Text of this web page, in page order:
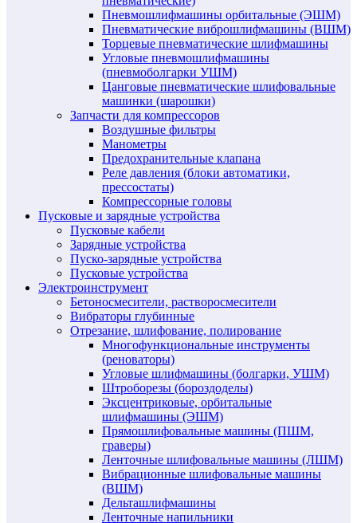
Пневмошлифмашины орбитальные (ЭШМ)
Пневматические виброшлифмашины (ВШМ)
Торцевые пневматические шлифмашины
Угловые пневмошлифмашины
(пневмоболгарки УШМ)
Цанговые пневматические шлифовальные
машинки (шарошки)
Запчасти для компрессоров
Воздушные фильтры
Манометры
Предохранительные клапана
Реле давления (блоки автоматики,
прессостаты)
Компрессорные головы
Пусковые и зарядные устройства
Пусковые кабели
Зарядные устройства
Пуско-зарядные устройства
Пусковые устройства
Электроинструмент
Бетоносмесители, растворосмесители
Вибраторы глубинные
Отрезание, шлифование, полирование
Многофункциональные инструменты
(реноваторы)
Угловые шлифмашины (болгарки, УШМ)
Штроборезы (бороздоделы)
Эксцентриковые, орбитальные
шлифмашины (ЭШМ)
Прямошлифовальные машины (ПШМ,
граверы)
Ленточные шлифовальные машины (ЛШМ)
Вибрационные шлифовальные машины
(ВШМ)
Дельташлифмашины
Ленточные напильники